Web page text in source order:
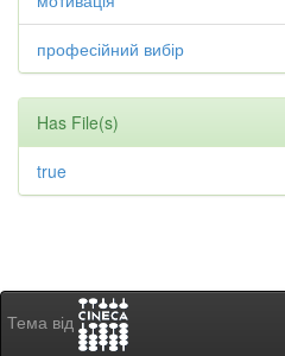
професійний вибір
Has File(s)
true
Тема від